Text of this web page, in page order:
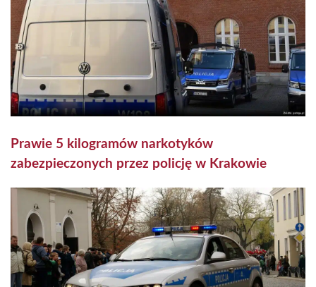
Prawie 5 kilogramów narkotyków
zabezpieczonych przez policję w Krakowie